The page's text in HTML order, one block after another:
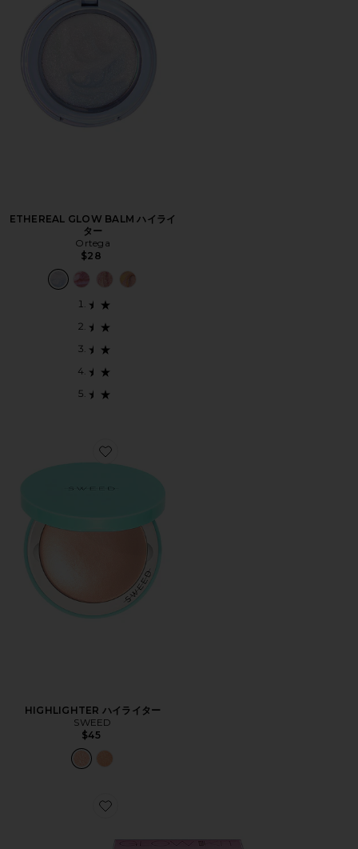
ETHEREAL GLOW BALM ハイライ
ター
Ortega
$28
Favorite HIGHLIGHTER ハイライター
HIGHLIGHTER ハイライター
SWEED
$45
Favorite GLOW KIT ハイライトパレット